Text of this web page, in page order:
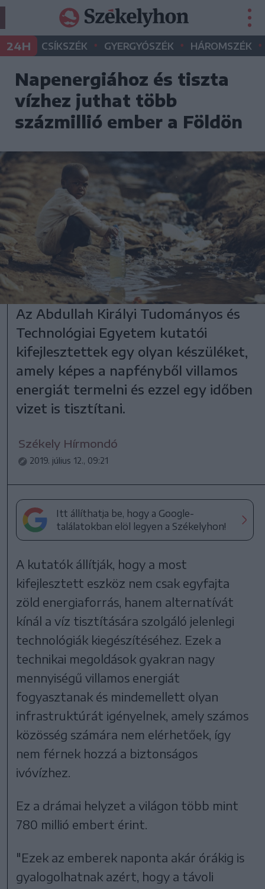
24H CSÍKSZÉK • GYERGYÓSZÉK • HÁROMSZÉK •
Napenergiához és tiszta
vízhez juthat több
százmillió ember a Földön
Az Abdullah Királyi Tudományos és
Technológiai Egyetem kutatói
kifejlesztettek egy olyan készüléket,
amely képes a napfényből villamos
energiát termelni és ezzel egy időben
vizet is tisztítani.
Székely Hírmondó
2019. július 12., 09:21
Itt állíthatja be, hogy a Google-
találatokban elöl legyen a Székelyhon!
A kutatók állítják, hogy a most
kifejlesztett eszköz nem csak egyfajta
zöld energiaforrás, hanem alternatívát
kínál a víz tisztítására szolgáló jelenlegi
technológiák kiegészítéséhez. Ezek a
technikai megoldások gyakran nagy
mennyiségű villamos energiát
fogyasztanak és mindemellett olyan
infrastruktúrát igényelnek, amely számos
közösség számára nem elérhetőek, így
nem férnek hozzá a biztonságos
ivóvízhez.
Ez a drámai helyzet a világon több mint
780 millió embert érint.
"Ezek az emberek naponta akár órákig is
gyalogolhatnak azért, hogy a távoli